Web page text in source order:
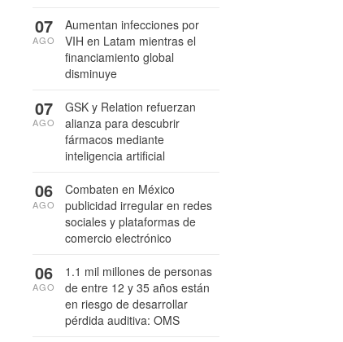
Aumentan infecciones por
VIH en Latam mientras el
financiamiento global
disminuye
07
AGO
GSK y Relation refuerzan
alianza para descubrir
fármacos mediante
inteligencia artificial
07
AGO
Combaten en México
publicidad irregular en redes
sociales y plataformas de
comercio electrónico
06
AGO
1.1 mil millones de personas
de entre 12 y 35 años están
en riesgo de desarrollar
pérdida auditiva: OMS
06
AGO